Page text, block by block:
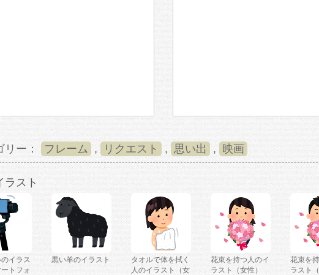
リー： フレーム , リクエスト , 思い出 , 映画
ラスト
イラス
トフォ
黒い羊のイラスト
タオルで体を拭く
人のイラスト（女
花束を持つ人のイ
ラスト（女性）
花束を
ラスト